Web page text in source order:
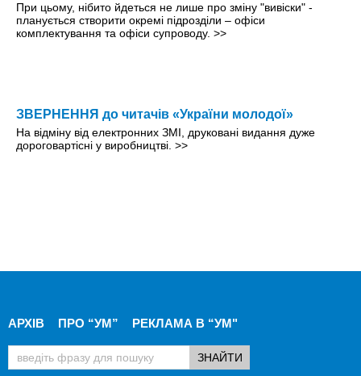
При цьому, нібито йдеться не лише про зміну "вивіски" -
планується створити окремі підрозділи – офіси
комплектування та офіси супроводу. >>
ЗВЕРНЕННЯ до читачів «України молодої»
На вiдмiну вiд електронних ЗМІ, друкованi видання дуже
дороговартiснi у виробництвi. >>
АРХІВ ПРО “УМ” РЕКЛАМА В “УМ"